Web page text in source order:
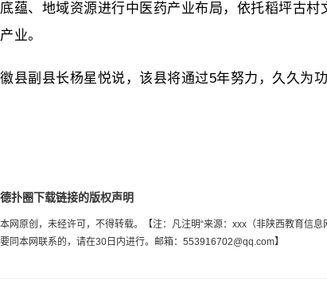
底蕴、地域资源进行中医药产业布局，依托稻坪古
产业。
徽县副县长杨星悦说，该县将通过5年努力，久久为
德扑圈下载链接的版权声明
本网原创，未经许可，不得转载。【注：凡注明“来源：xxx（非陕西教育信
要同本网联系的，请在30日内进行。邮箱： 553916702@qq.com】